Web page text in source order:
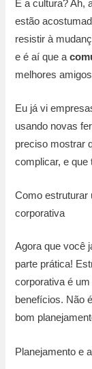
E a cultura? Ah,
estão
resistir à
e é aí que a
melhores
Eu já vi
usando novas
preciso mostrar
complicar, e
Como estruturar
corporativa
Agora que você
parte prática!
corporativa é
benefícios. Não
bom
Planejamento e